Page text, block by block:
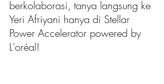
berkolaborasi, tanya langsung ke
Yeri Afriyani hanya di Stellar
Power Accelerator powered by
L'oréal!